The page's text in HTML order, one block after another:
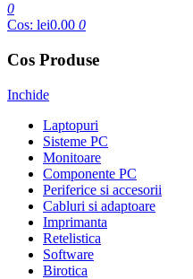
0
Cos: lei0.00 0
Cos Produse
Inchide
Laptopuri
Sisteme PC
Monitoare
Componente PC
Periferice si accesorii
Cabluri si adaptoare
Imprimanta
Retelistica
Software
Birotica